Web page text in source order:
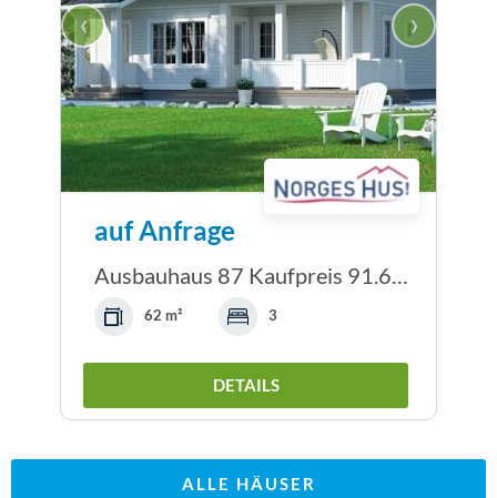
‹ ›
auf Anfrage
62 m² 3
DETAILS
ALLE HÄUSER